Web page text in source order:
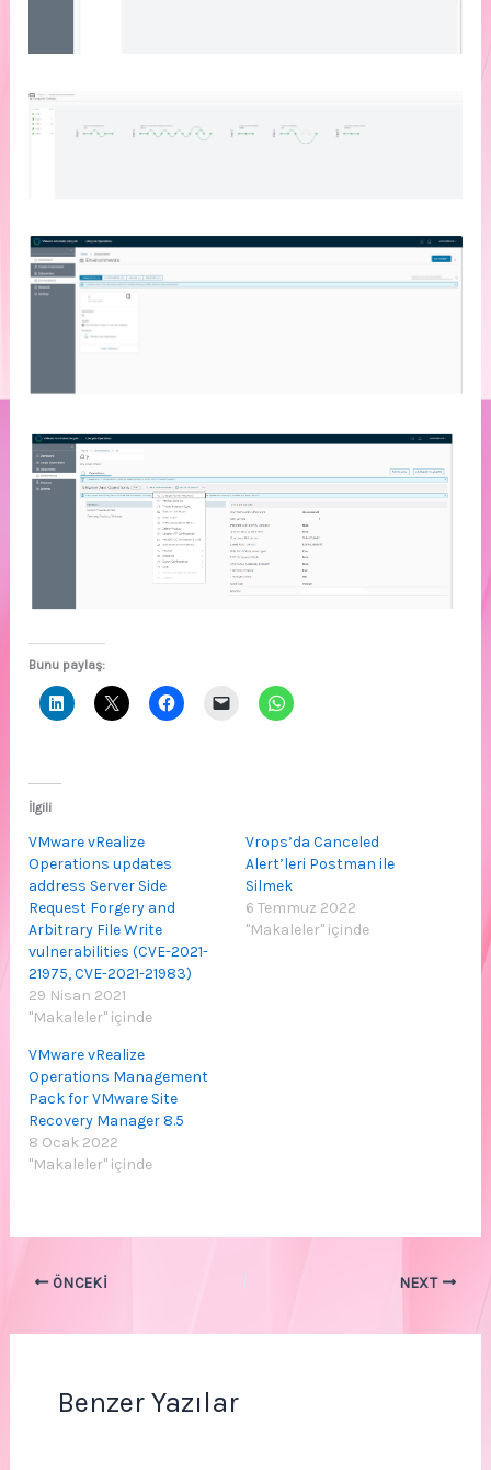
Bunu paylaş:
İlgili
VMware vRealize
Operations updates
address Server Side
Request Forgery and
Arbitrary File Write
vulnerabilities (CVE-2021-
21975, CVE-2021-21983)
29 Nisan 2021
"Makaleler" içinde
Vrops’da Canceled
Alert’leri Postman ile
Silmek
6 Temmuz 2022
"Makaleler" içinde
VMware vRealize
Operations Management
Pack for VMware Site
Recovery Manager 8.5
8 Ocak 2022
"Makaleler" içinde
ÖNCEKI NEXT
Benzer Yazılar